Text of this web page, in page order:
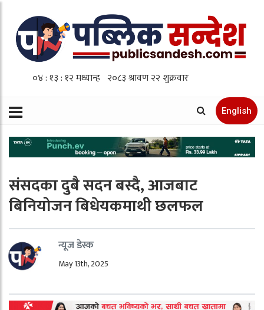
English
संसदका दुबै सदन बस्दै, आजबाट
बिनियोजन बिधेयकमाथी छलफल
न्यूज डेस्क
May 13th, 2025